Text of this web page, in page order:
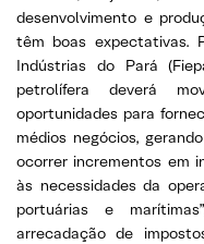
desenvolvimento e
têm boas expectativas.
Indústrias do Pará
petrolífera deverá
oportunidades para
médios negócios,
ocorrer incrementos em
às necessidades da
portuárias e
arrecadação de